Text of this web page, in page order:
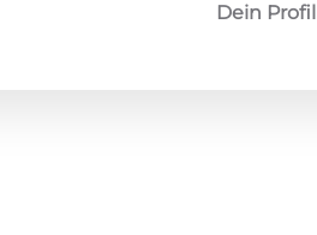
Dein Profil